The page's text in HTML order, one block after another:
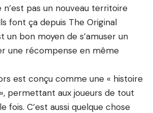
n’est pas un nouveau territoire
font ça depuis The Original
un bon moyen de s’amuser un
une récompense en même
est conçu comme une « histoire
permettant aux joueurs de tout
fois. C’est aussi quelque chose